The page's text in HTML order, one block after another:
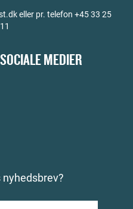
eller pr. telefon +45 33 25
MEDIER